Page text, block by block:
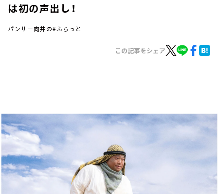
YouTube
会社情報
は初の声出し！
パンサー向井の#ふらっと
この記事をシェア